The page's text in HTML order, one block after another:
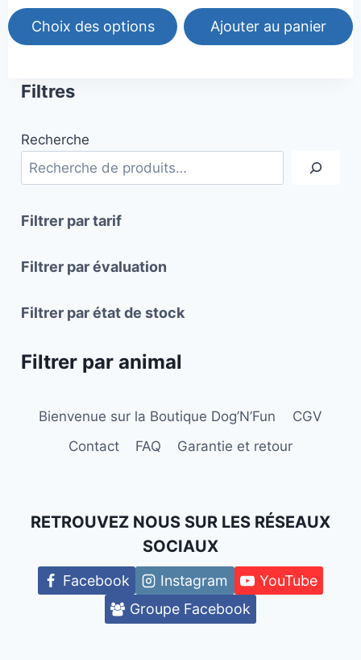
55,00€
Choix des options
variations.
Les
options
être
sur
page
produit
Ajouter au panier
Filtres
Recherche
Filtrer par tarif
Filtrer par évaluation
Filtrer par état de stock
Filtrer par animal
Bienvenue sur la Boutique Dog’N’Fun
CGV
Contact
FAQ Garantie et retour
RETROUVEZ NOUS SUR LES RÉSEAUX
SOCIAUX
Facebook Instagram
YouTube
Groupe Facebook